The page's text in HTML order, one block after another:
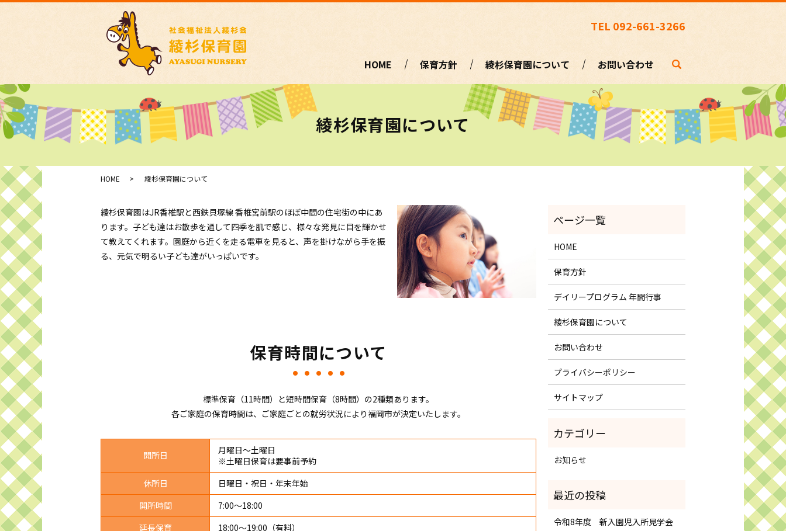
HOME 保育方針 綾杉保育園について お問い合わせ
TEL 092-661-3266
綾杉保育園について
HOME 綾杉保育園について
綾杉保育園はJR香椎駅と西鉄貝塚線 香椎宮前駅のほぼ中間の住宅街の中にあ
ります。子ども達はお散歩を通して四季を肌で感じ、様々な発見に目を輝かせ
て教えてくれます。園庭から近くを走る電車を見ると、声を掛けながら手を振
る、元気で明るい子ども達がいっぱいです。
保育時間について
標準保育（11時間）と短時間保育（8時間）の2種類あります。
各ご家庭の保育時間は、ご家庭ごとの就労状況により福岡市が決定いたします。
開所日
月曜日～土曜日
※土曜日保育は要事前予約
休所日
日曜日・祝日・年末年始
開所時間
7:00～18:00
延長保育
18:00～19:00（有料）
HOME
保育方針
デイリープログラム 年間行事
綾杉保育園について
お問い合わせ
プライバシーポリシー
サイトマップ
お知らせ
令和8年度 新入園児入所見学会